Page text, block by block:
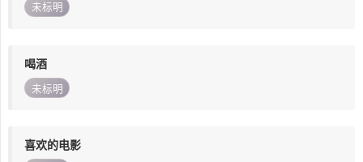
未标明
喝酒
未标明
喜欢的电影